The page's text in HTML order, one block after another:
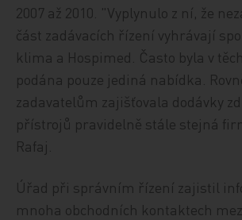
2007 až 2010. "Vyplynulo z ní, že
část zadávacích řízení vyhrávají
klima a Hospimed. Často byla v
podána pouze jediná nabídka.
zadavatelům zajišťovala dodávky
přístrojů pravidelně stále stejná
Rafaj.
Úřad při správním řízení zajistil
mnoha obchodních kontaktech